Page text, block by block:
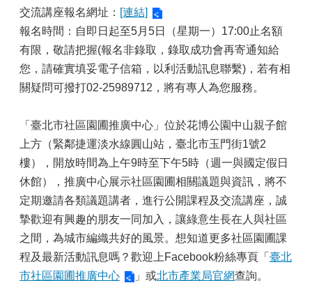
交流講座報名網址： [連結]
報名時間：自即日起至5月5日（星期一）17:00止名額
有限，敬請把握(報名非錄取，錄取成功會再寄通知給
您，請確實填妥電子信箱，以利活動訊息聯繫)，若有相
關疑問可撥打02-25989712，將有專人為您服務。
「臺北市社區園圃推廣中心」位於花博公園中山親子館
上方（緊鄰捷運淡水線圓山站，臺北市玉門街1號2
樓），開放時間為上午9時至下午5時（週一與國定假日
休館），推廣中心展示社區園圃相關議題與資訊，將不
定期邀請各類議題講者，進行公開課程及交流講座，誠
摯歡迎有興趣的朋友一同加入，讓綠意生長在人與社區
之間，為城市編織共好的風景。想知道更多社區園圃課
程及最新活動訊息嗎？歡迎上Facebook粉絲專頁「 臺北
市社區園圃推廣中心
」或北市產業局官網查詢。